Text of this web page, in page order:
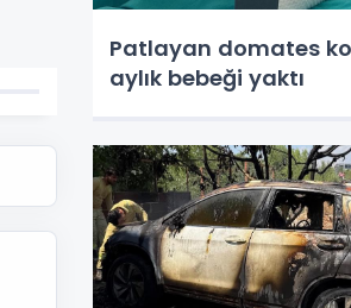
Patlayan domates
aylık bebeği yaktı